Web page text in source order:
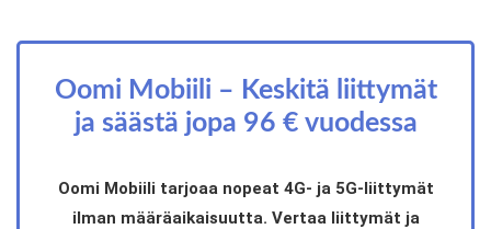
Oomi Mobiili – Keskitä liittymät
ja säästä jopa 96 € vuodessa
Oomi Mobiili tarjoaa nopeat 4G- ja 5G-liittymät
ilman määräaikaisuutta. Vertaa liittymät ja